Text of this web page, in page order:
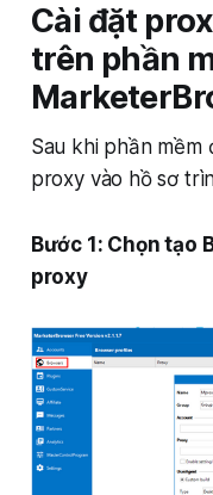
Cài đặt
trên phần
Sau khi phần
proxy vào hồ sơ
Bước 1: Chọn tạo
proxy